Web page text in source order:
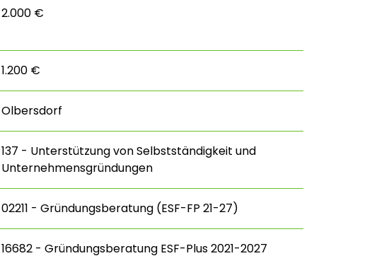
2.000 €
1.200 €
Olbersdorf
137 - Unterstützung von Selbstständigkeit und
Unternehmensgründungen
02211 - Gründungsberatung (ESF-FP 21-27)
16682 - Gründungsberatung ESF-Plus 2021-2027